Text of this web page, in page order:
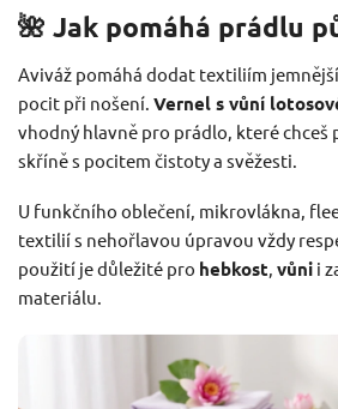
🌺 Jak pomáhá prádlu
Aviváž pomáhá dodat textiliím
pocit při nošení. Vernel s vůní
vhodný hlavně pro prádlo, které chceš
skříně s pocitem čistoty a svěžesti.
U funkčního oblečení, mikrovlákna,
textilií s nehořlavou úpravou vždy
použití je důležité pro hebkost, vůni i
materiálu.